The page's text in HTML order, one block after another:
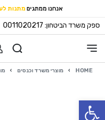
פתח סרגל נגישות
אנחנו ממתגים מתנות
ספק משרד הביטחון: 0011020217
HOME
› מוצרי משרד וכנסים ›